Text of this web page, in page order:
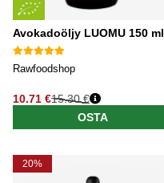
Avokadoöljy LUOMU 150 ml
Rawfoodshop
10.71 €
Normaali hinta
15.30 €
OSTA
20%